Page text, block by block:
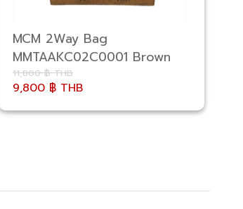
MCM 2Way Bag
MMTAAKC02C0001 Brown
11,800 ฿ THB
9,800 ฿ THB